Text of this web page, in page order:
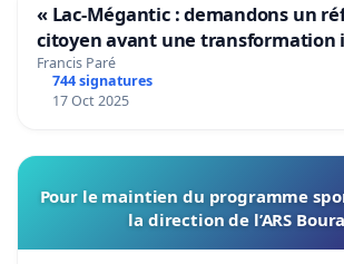
« Lac-Mégantic : demandons un
citoyen avant une transformation
de notre territoire »
Francis Paré
744 signatures
17 Oct 2025
Pour le maintien du programme
la direction de l’ARS